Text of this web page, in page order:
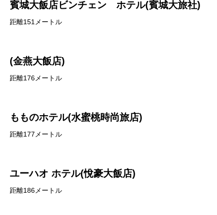
賓城大飯店ビンチェン ホテル(賓城大旅社)
距離151メートル
(金燕大飯店)
距離176メートル
もものホテル(水蜜桃時尚旅店)
距離177メートル
ユーハオ ホテル(悅豪大飯店)
距離186メートル